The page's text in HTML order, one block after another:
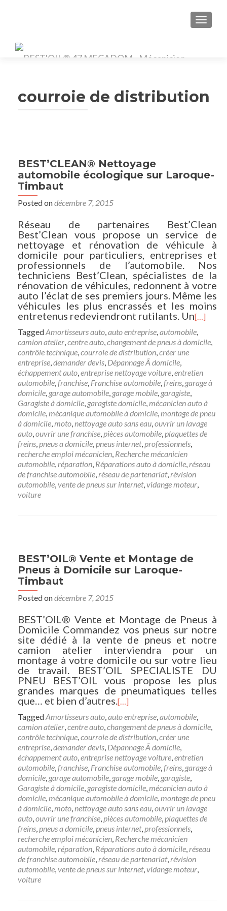
courroie de distribution
BEST’CLEAN® Nettoyage
automobile écologique sur Laroque-
Timbaut
Posted ondécembre 7, 2015
Réseau de partenaires Best’Clean
Best’Clean vous propose un service de
nettoyage et rénovation de véhicule à
domicile pour particuliers, entreprises et
professionnels de l’automobile. Nos
techniciens Best’Clean, spécialistes de la
rénovation de véhicules, redonnent à votre
auto l’éclat de ses premiers jours. Même les
véhicules les plus encrassés et les moins
entretenus redeviendront rutilants. Un[…]
TaggedAmortisseurs auto,auto entreprise,automobile,
camion atelier,centre auto,changement de pneus à domicile,
contrôle technique,courroie de distribution,créer une
entreprise,demander devis, Dépannage Ã domicile,
échappement auto,entreprise nettoyage voiture,entretien
automobile,franchise, Franchise automobile,freins, garage à
domicile, garage automobile, garage mobile, garagiste,
Garagiste à domicile, garagiste domicile,mécanicien auto à
domicile,mécanique automobile à domicile,montage de pneu
à domicile,moto,nettoyage auto sans eau,ouvrir un lavage
auto,ouvrir une franchise,pièces automobile,plaquettes de
freins,pneus a domicile,pneus internet,professionnels,
recherche emploi mécanicien, Recherche mécanicien
automobile,réparation, Réparations auto à domicile,réseau
de franchise automobile,réseau de partenariat,révision
automobile,vente de pneus sur internet,vidange moteur,
voiture
BEST’OIL® Vente et Montage de
Pneus à Domicile sur Laroque-
Timbaut
Posted ondécembre 7, 2015
BEST’OIL® Vente et Montage de Pneus à
Domicile Commandez vos pneus sur notre
site dédié à la vente de pneus et notre
camion atelier interviendra pour un
montage à votre domicile ou sur votre lieu
de travail. BEST’OIL SPECIALISTE DU
PNEU BEST’OIL vous propose les plus
grandes marques de pneumatiques telles
que… et bien d’autres.[…]
TaggedAmortisseurs auto,auto entreprise,automobile,
camion atelier,centre auto,changement de pneus à domicile,
contrôle technique,courroie de distribution,créer une
entreprise,demander devis, Dépannage Ã domicile,
échappement auto,entreprise nettoyage voiture,entretien
automobile,franchise, Franchise automobile,freins, garage à
domicile, garage automobile, garage mobile, garagiste,
Garagiste à domicile, garagiste domicile,mécanicien auto à
domicile,mécanique automobile à domicile,montage de pneu
à domicile,moto,nettoyage auto sans eau,ouvrir un lavage
auto,ouvrir une franchise,pièces automobile,plaquettes de
freins,pneus a domicile,pneus internet,professionnels,
recherche emploi mécanicien, Recherche mécanicien
automobile,réparation, Réparations auto à domicile,réseau
de franchise automobile,réseau de partenariat,révision
automobile,vente de pneus sur internet,vidange moteur,
voiture